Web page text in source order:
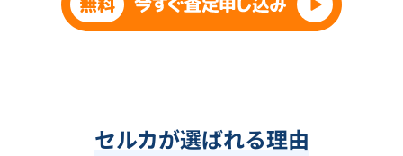
セルカが選ばれる理由